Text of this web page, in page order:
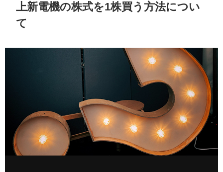
上新電機の株式を1株買う方法につい
て